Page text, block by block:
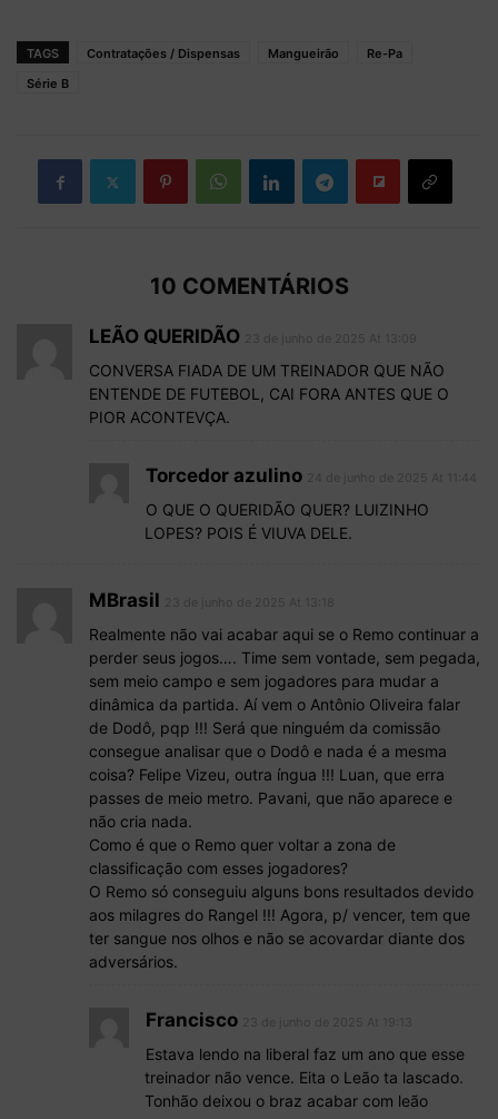
TAGS Contratações / Dispensas Mangueirão
Re-Pa
Série B
10 COMENTÁRIOS
LEÃO QUERIDÃO
CONVERSA FIADA DE UM TREINADOR QUE NÃO
ENTENDE DE FUTEBOL, CAI FORA ANTES QUE O
PIOR ACONTEVÇA.
Torcedor azulino
O QUE O QUERIDÃO QUER? LUIZINHO
LOPES? POIS É VIUVA DELE.
MBrasil
Realmente não vai acabar aqui se o Remo continuar a
perder seus jogos…. Time sem vontade, sem pegada,
sem meio campo e sem jogadores para mudar a
dinâmica da partida. Aí vem o Antônio Oliveira falar
de Dodô, pqp !!! Será que ninguém da comissão
consegue analisar que o Dodô e nada é a mesma
coisa? Felipe Vizeu, outra íngua !!! Luan, que erra
passes de meio metro. Pavani, que não aparece e
não cria nada.
Como é que o Remo quer voltar a zona de
classificação com esses jogadores?
O Remo só conseguiu alguns bons resultados devido
aos milagres do Rangel !!! Agora, p/ vencer, tem que
ter sangue nos olhos e não se acovardar diante dos
adversários.
Francisco
Estava lendo na liberal faz um ano que esse
treinador não vence. Eita o Leão ta lascado.
Tonhão deixou o braz acabar com leão